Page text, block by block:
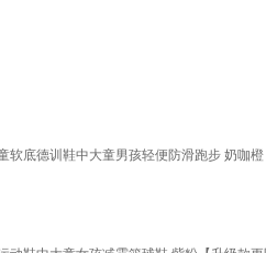
软底德训鞋中大童男孩轻便防滑跑步 奶咖